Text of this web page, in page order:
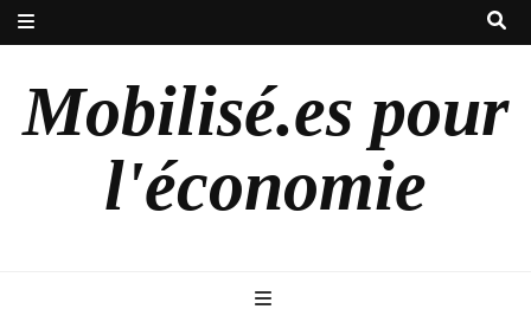
Mobilisé.es pour
l'économie